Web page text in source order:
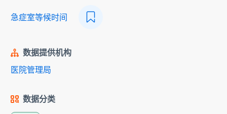
急症室等候时间
数据提供机构
医院管理局
数据分类